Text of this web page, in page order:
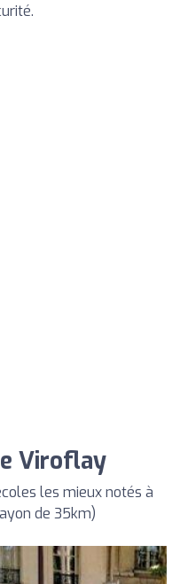
Viroflay
les mieux notés à
de 35km)